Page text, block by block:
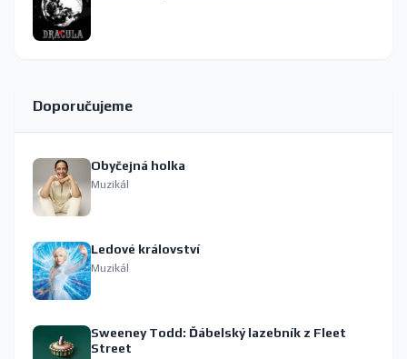
Doporučujeme
Obyčejná holka
Muzikál
Ledové království
Muzikál
Sweeney Todd: Ďábelský lazebník z Fleet
Street